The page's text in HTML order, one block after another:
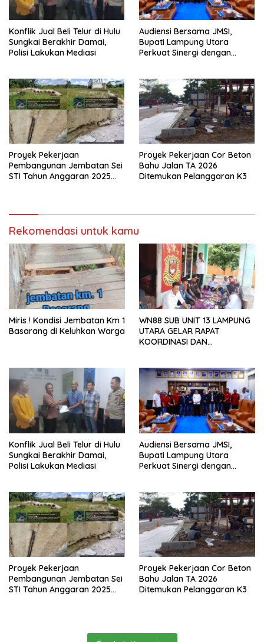
Konflik Jual Beli Telur di Hulu
Sungkai Berakhir Damai,
Polisi Lakukan Mediasi
Audiensi Bersama JMSI,
Bupati Lampung Utara
Perkuat Sinergi dengan
Proyek Pekerjaan
Pembangunan Jembatan Sei
STI Tahun Anggaran 2025
Proyek Pekerjaan Cor Beton
Bahu Jalan TA 2026
Ditemukan Pelanggaran K3
Rekomendasi untuk kamu
Miris ! Kondisi Jembatan Km 1
Basarang di Keluhkan Warga
WN88 SUB UNIT 13 LAMPUNG
UTARA GELAR RAPAT
KOORDINASI DAN
Konflik Jual Beli Telur di Hulu
Sungkai Berakhir Damai,
Polisi Lakukan Mediasi
Audiensi Bersama JMSI,
Bupati Lampung Utara
Perkuat Sinergi dengan
Proyek Pekerjaan
Pembangunan Jembatan Sei
STI Tahun Anggaran 2025
Proyek Pekerjaan Cor Beton
Bahu Jalan TA 2026
Ditemukan Pelanggaran K3